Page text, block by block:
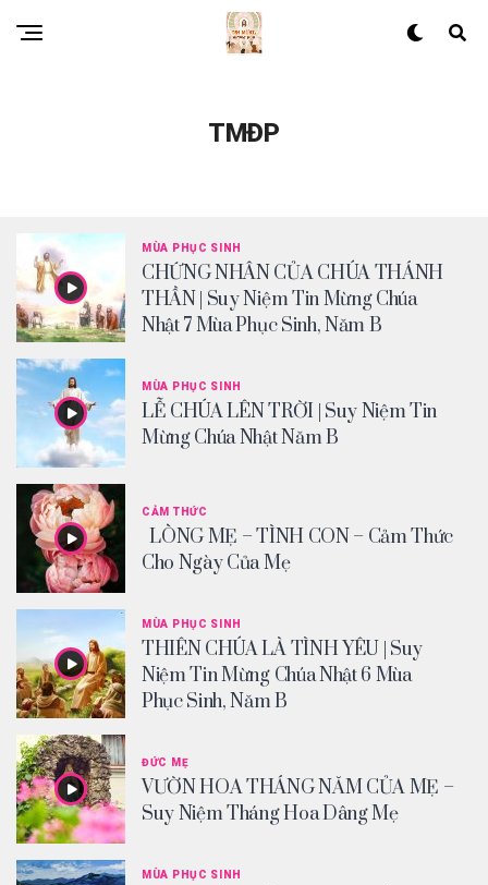
TMĐP
MÙA PHỤC SINH
CHỨNG NHÂN CỦA CHÚA THÁNH
THẦN | Suy Niệm Tin Mừng Chúa
Nhật 7 Mùa Phục Sinh, Năm B
MÙA PHỤC SINH
LỄ CHÚA LÊN TRỜI | Suy Niệm Tin
Mừng Chúa Nhật Năm B
CẢM THỨC
LÒNG MẸ – TÌNH CON – Cảm Thức
Cho Ngày Của Mẹ
MÙA PHỤC SINH
THIÊN CHÚA LÀ TÌNH YÊU | Suy
Niệm Tin Mừng Chúa Nhật 6 Mùa
Phục Sinh, Năm B
ĐỨC MẸ
VƯỜN HOA THÁNG NĂM CỦA MẸ –
Suy Niệm Tháng Hoa Dâng Mẹ
MÙA PHỤC SINH